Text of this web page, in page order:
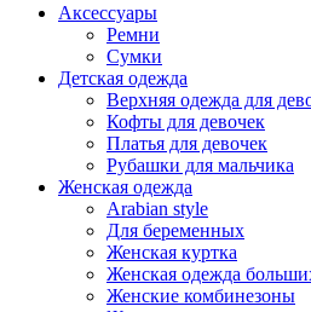
Аксессуары
Ремни
Сумки
Детская одежда
Верхняя одежда для
Кофты для девочек
Платья для девочек
Рубашки для мальчика
Женская одежда
Arabian style
Для беременных
Женская куртка
Женская одежда
Женские комбинезоны